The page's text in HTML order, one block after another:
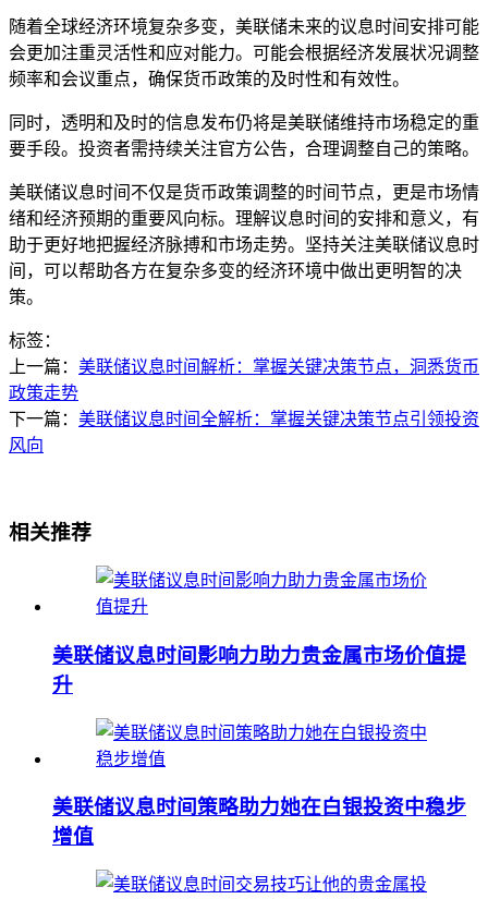
随着全球经济环境复杂多变，美联储未来的议息时间安排可能
会更加注重灵活性和应对能力。可能会根据经济发展状况调整
频率和会议重点，确保货币政策的及时性和有效性。
同时，透明和及时的信息发布仍将是美联储维持市场稳定的重
要手段。投资者需持续关注官方公告，合理调整自己的策略。
美联储议息时间不仅是货币政策调整的时间节点，更是市场情
绪和经济预期的重要风向标。理解议息时间的安排和意义，有
助于更好地把握经济脉搏和市场走势。坚持关注美联储议息时
间，可以帮助各方在复杂多变的经济环境中做出更明智的决
策。
标签：
上一篇： 美联储议息时间解析：掌握关键决策节点，洞悉货币
政策走势
下一篇： 美联储议息时间全解析：掌握关键决策节点引领投资
风向
相关推荐
美联储议息时间影响力助力贵金属市场价值提
升
美联储议息时间策略助力她在白银投资中稳步
增值